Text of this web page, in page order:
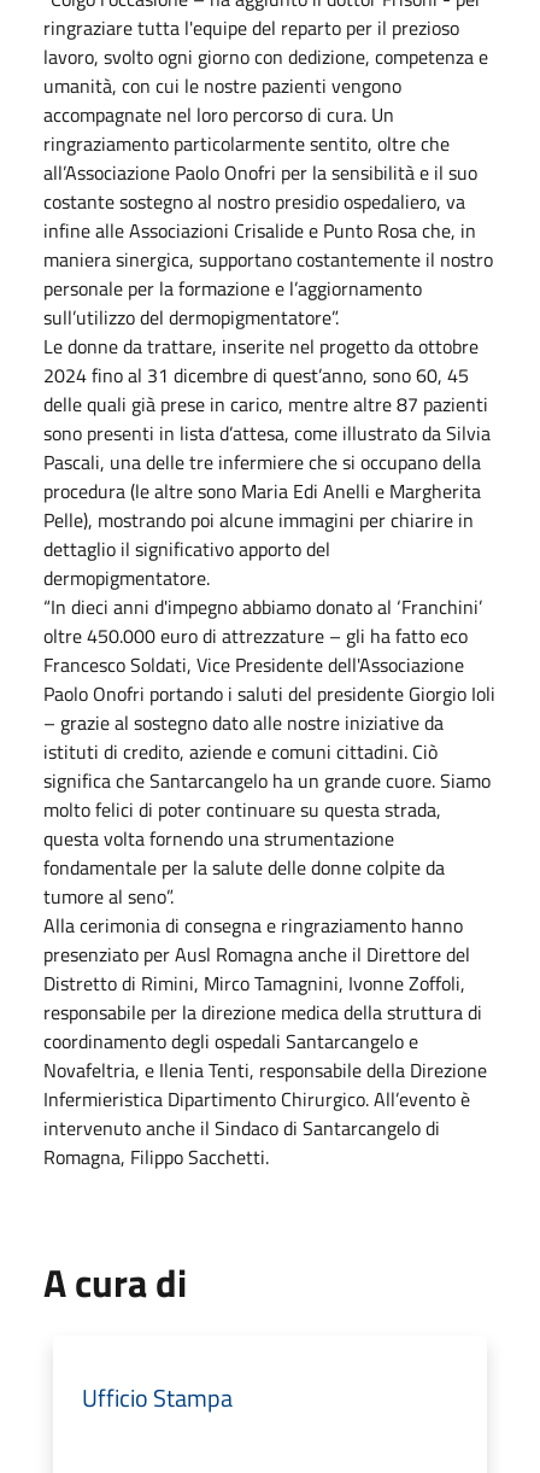
ringraziare tutta l'equipe del reparto per il prezioso
lavoro, svolto ogni giorno con dedizione, competenza e
umanità, con cui le nostre pazienti vengono
accompagnate nel loro percorso di cura. Un
ringraziamento particolarmente sentito, oltre che
all’Associazione Paolo Onofri per la sensibilità e il suo
costante sostegno al nostro presidio ospedaliero, va
infine alle Associazioni Crisalide e Punto Rosa che, in
maniera sinergica, supportano costantemente il nostro
personale per la formazione e l’aggiornamento
sull’utilizzo del dermopigmentatore”.
Le donne da trattare, inserite nel progetto da ottobre
2024 fino al 31 dicembre di quest’anno, sono 60, 45
delle quali già prese in carico, mentre altre 87 pazienti
sono presenti in lista d’attesa, come illustrato da Silvia
Pascali, una delle tre infermiere che si occupano della
procedura (le altre sono Maria Edi Anelli e Margherita
Pelle), mostrando poi alcune immagini per chiarire in
dettaglio il significativo apporto del
dermopigmentatore.
“In dieci anni d'impegno abbiamo donato al ‘Franchini’
oltre 450.000 euro di attrezzature – gli ha fatto eco
Francesco Soldati, Vice Presidente dell'Associazione
Paolo Onofri portando i saluti del presidente Giorgio Ioli
– grazie al sostegno dato alle nostre iniziative da
istituti di credito, aziende e comuni cittadini. Ciò
significa che Santarcangelo ha un grande cuore. Siamo
molto felici di poter continuare su questa strada,
questa volta fornendo una strumentazione
fondamentale per la salute delle donne colpite da
tumore al seno”.
Alla cerimonia di consegna e ringraziamento hanno
presenziato per Ausl Romagna anche il Direttore del
Distretto di Rimini, Mirco Tamagnini, Ivonne Zoffoli,
responsabile per la direzione medica della struttura di
coordinamento degli ospedali Santarcangelo e
Novafeltria, e Ilenia Tenti, responsabile della Direzione
Infermieristica Dipartimento Chirurgico. All’evento è
intervenuto anche il Sindaco di Santarcangelo di
Romagna, Filippo Sacchetti.
A cura di
Ufficio Stampa